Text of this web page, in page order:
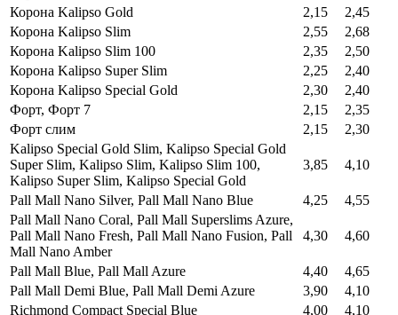
Корона Kalipso Gold
2,15
2,45
Корона Kalipso Slim
2,55
2,68
Корона Kalipso Slim 100
2,35
2,50
Корона Kalipso Super Slim
2,25
2,40
Корона Kalipso Special Gold
2,30
2,40
Форт, Форт 7
2,15
2,35
Форт слим
2,15
2,30
Kalipso Special Gold Slim, Kalipso Special Gold
Super Slim, Kalipso Slim, Kalipso Slim 100,
Kalipso Super Slim, Kalipso Special Gold
3,85 4,10
Pall Mall Nano Silver, Pall Mall Nano Blue 4,25
4,55
Pall Mall Nano Coral, Pall Mall Superslims Azure,
Pall Mall Nano Fresh, Pall Mall Nano Fusion, Pall
Mall Nano Amber
4,30 4,60
Pall Mall Blue, Pall Mall Azure 4,40
4,65
Pall Mall Demi Blue, Pall Mall Demi Azure
3,90
4,10
Richmond Compact Special Blue
4,00 4,10